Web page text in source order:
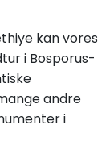
kan vores
i Bosporus-
andre
i